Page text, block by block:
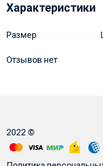
Характеристики
Размер
Отзывов нет
2022 ©